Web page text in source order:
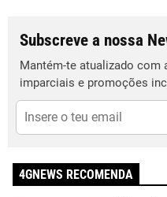
Subscreve a nossa
Mantém-te atualizado com
imparciais e promoções
4GNEWS RECOMENDA